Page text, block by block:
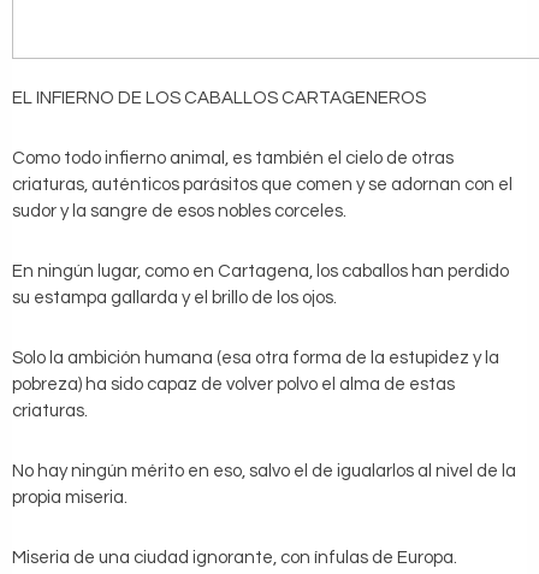
EL INFIERNO DE LOS CABALLOS CARTAGENEROS
Como todo infierno animal, es también el cielo de otras
criaturas, auténticos parásitos que comen y se adornan con el
sudor y la sangre de esos nobles corceles.
En ningún lugar, como en Cartagena, los caballos han perdido
su estampa gallarda y el brillo de los ojos.
Solo la ambición humana (esa otra forma de la estupidez y la
pobreza) ha sido capaz de volver polvo el alma de estas
criaturas.
No hay ningún mérito en eso, salvo el de igualarlos al nivel de la
propia miseria.
Miseria de una ciudad ignorante, con ínfulas de Europa.